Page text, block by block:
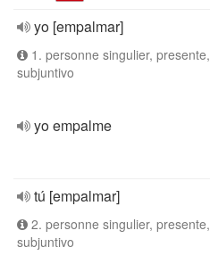
yo [empalmar]
1. personne singulier, presente,
subjuntivo
yo empalme
tú [empalmar]
2. personne singulier, presente,
subjuntivo